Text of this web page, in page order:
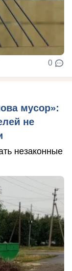
0
мусор»:
не
незаконные